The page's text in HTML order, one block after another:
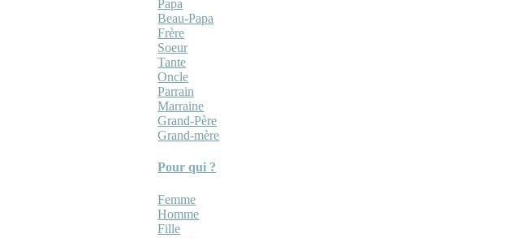
Papa
Beau-Papa
Frère
Soeur
Tante
Oncle
Parrain
Marraine
Grand-Père
Grand-mère
Pour qui ?
Femme
Homme
Fille